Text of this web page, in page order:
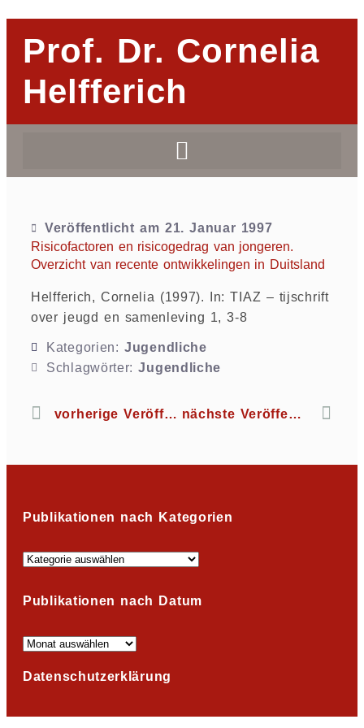
Prof. Dr. Cornelia
Helfferich
Veröffentlicht am 21. Januar 1997
Risicofactoren en risicogedrag van jongeren.
Overzicht van recente ontwikkelingen in Duitsland
Helfferich, Cornelia (1997). In: TIAZ – tijschrift
over jeugd en samenleving 1, 3-8
Kategorien: Jugendliche
Schlagwörter:Jugendliche
vorherige Veröffentlichung nächste Veröffentlichung
Publikationen nach Kategorien
Publikationen nach Datum
Datenschutzerklärung